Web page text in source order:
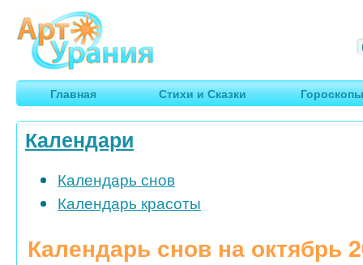
АртУрания
Умные гороскопы, творчество, путешествия
Главная Стихи и Сказки Гороскопы
Календари
Календарь снов
Календарь красоты
Календарь снов на октябрь